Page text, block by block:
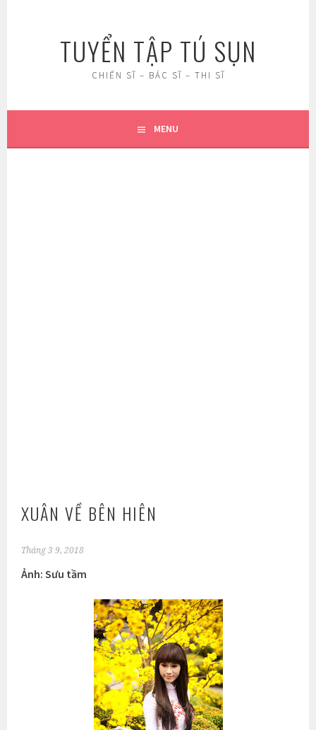
TUYỂN TẬP TÚ SỤN
CHIẾN SĨ – BÁC SĨ – THI SĨ
MENU
XUÂN VỀ BÊN HIÊN
Tháng 3 9, 2018
Ảnh: Sưu tầm